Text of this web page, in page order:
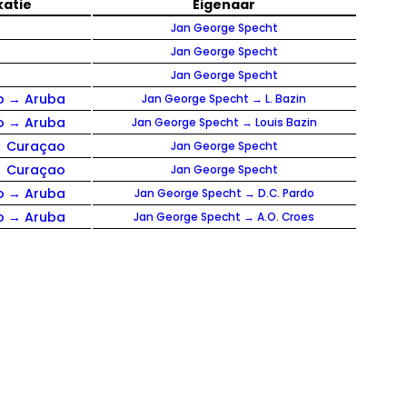
Eigenaar
Jan George Specht
Jan George Specht
Jan George Specht
→ Aruba Jan George Specht → L. Bazin
→ Aruba Jan George Specht → Louis Bazin
Curaçao Jan George Specht
Curaçao Jan George Specht
→ Aruba Jan George Specht → D.C. Pardo
→ Aruba Jan George Specht → A.O. Croes